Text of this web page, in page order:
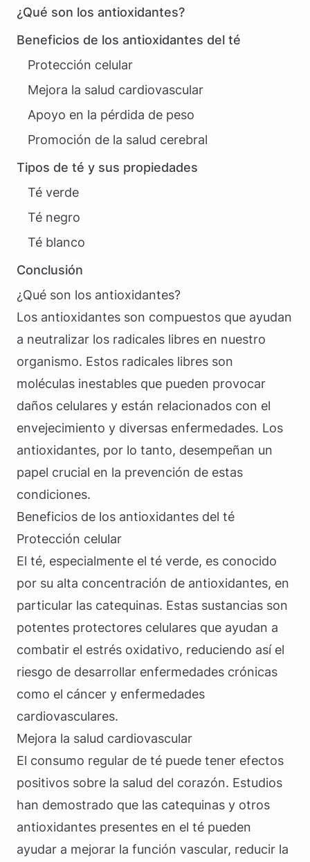
¿Qué son los antioxidantes?
Beneficios de los antioxidantes del té
Protección celular
Mejora la salud cardiovascular
Apoyo en la pérdida de peso
Promoción de la salud cerebral
Tipos de té y sus propiedades
Té verde
Té negro
Té blanco
Conclusión
¿Qué son los antioxidantes?
Los antioxidantes son compuestos que ayudan
a neutralizar los radicales libres en nuestro
organismo. Estos radicales libres son
moléculas inestables que pueden provocar
daños celulares y están relacionados con el
envejecimiento y diversas enfermedades. Los
antioxidantes, por lo tanto, desempeñan un
papel crucial en la prevención de estas
condiciones.
Beneficios de los antioxidantes del té
Protección celular
El té, especialmente el té verde, es conocido
por su alta concentración de antioxidantes, en
particular las catequinas. Estas sustancias son
potentes protectores celulares que ayudan a
combatir el estrés oxidativo, reduciendo así el
riesgo de desarrollar enfermedades crónicas
como el cáncer y enfermedades
cardiovasculares.
Mejora la salud cardiovascular
El consumo regular de té puede tener efectos
positivos sobre la salud del corazón. Estudios
han demostrado que las catequinas y otros
antioxidantes presentes en el té pueden
ayudar a mejorar la función vascular, reducir la